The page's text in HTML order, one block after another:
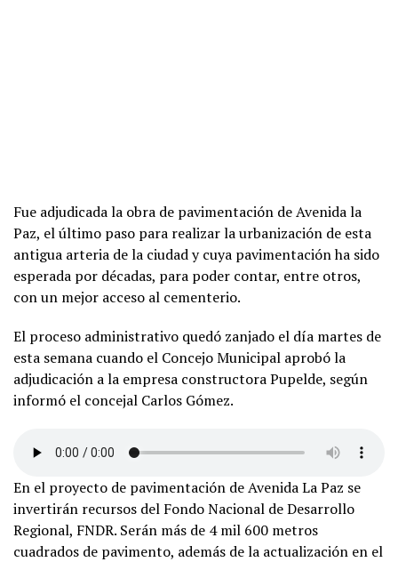
Fue adjudicada la obra de pavimentación de Avenida la
Paz, el último paso para realizar la urbanización de esta
antigua arteria de la ciudad y cuya pavimentación ha sido
esperada por décadas, para poder contar, entre otros,
con un mejor acceso al cementerio.
El proceso administrativo quedó zanjado el día martes de
esta semana cuando el Concejo Municipal aprobó la
adjudicación a la empresa constructora Pupelde, según
informó el concejal Carlos Gómez.
En el proyecto de pavimentación de Avenida La Paz se
invertirán recursos del Fondo Nacional de Desarrollo
Regional, FNDR. Serán más de 4 mil 600 metros
cuadrados de pavimento, además de la actualización en el